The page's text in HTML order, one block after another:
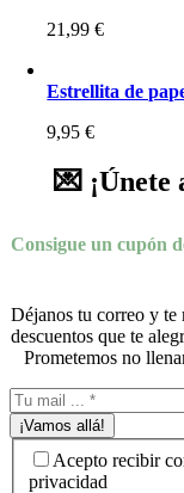
21,99€
Estrellita de
9,95€
💌
Consigue un cupón
Déjanos tu correo y te
descuentos que te
Prometemos no
¡Vamos allá!
Acepto recibir
privacidad